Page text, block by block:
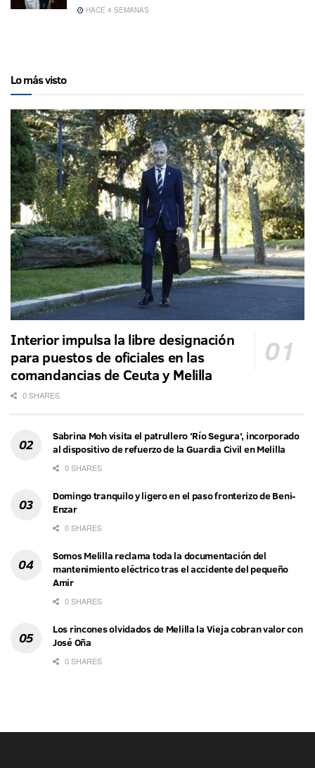
HACE 4 SEMANAS
Lo más visto
Interior impulsa la libre designación
para puestos de oficiales en las
comandancias de Ceuta y Melilla
0 SHARES
Sabrina Moh visita el patrullero ‘Río Segura’, incorporado
al dispositivo de refuerzo de la Guardia Civil en Melilla
0 SHARES
Domingo tranquilo y ligero en el paso fronterizo de Beni-
Enzar
0 SHARES
Somos Melilla reclama toda la documentación del
mantenimiento eléctrico tras el accidente del pequeño
Amir
0 SHARES
Los rincones olvidados de Melilla la Vieja cobran valor con
José Oña
0 SHARES